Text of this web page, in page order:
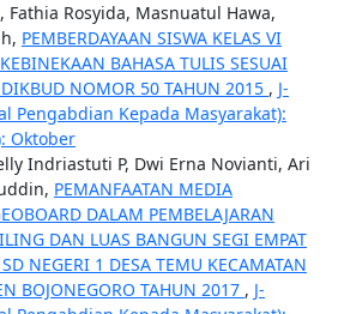
Fathia Rosyida, Masnuatul Hawa,
PEMBERDAYAAN SISWA KELAS VI
BAHASA TULIS SESUAI
NOMOR 50 TAHUN 2015 , J-
Pengabdian Kepada Masyarakat):
Oktober
Indriastuti P, Dwi Erna Novianti, Ari
PEMANFAATAN MEDIA
DALAM PEMBELAJARAN
DAN LUAS BANGUN SEGI EMPAT
NEGERI 1 DESA TEMU KECAMATAN
BOJONEGORO TAHUN 2017 , J-